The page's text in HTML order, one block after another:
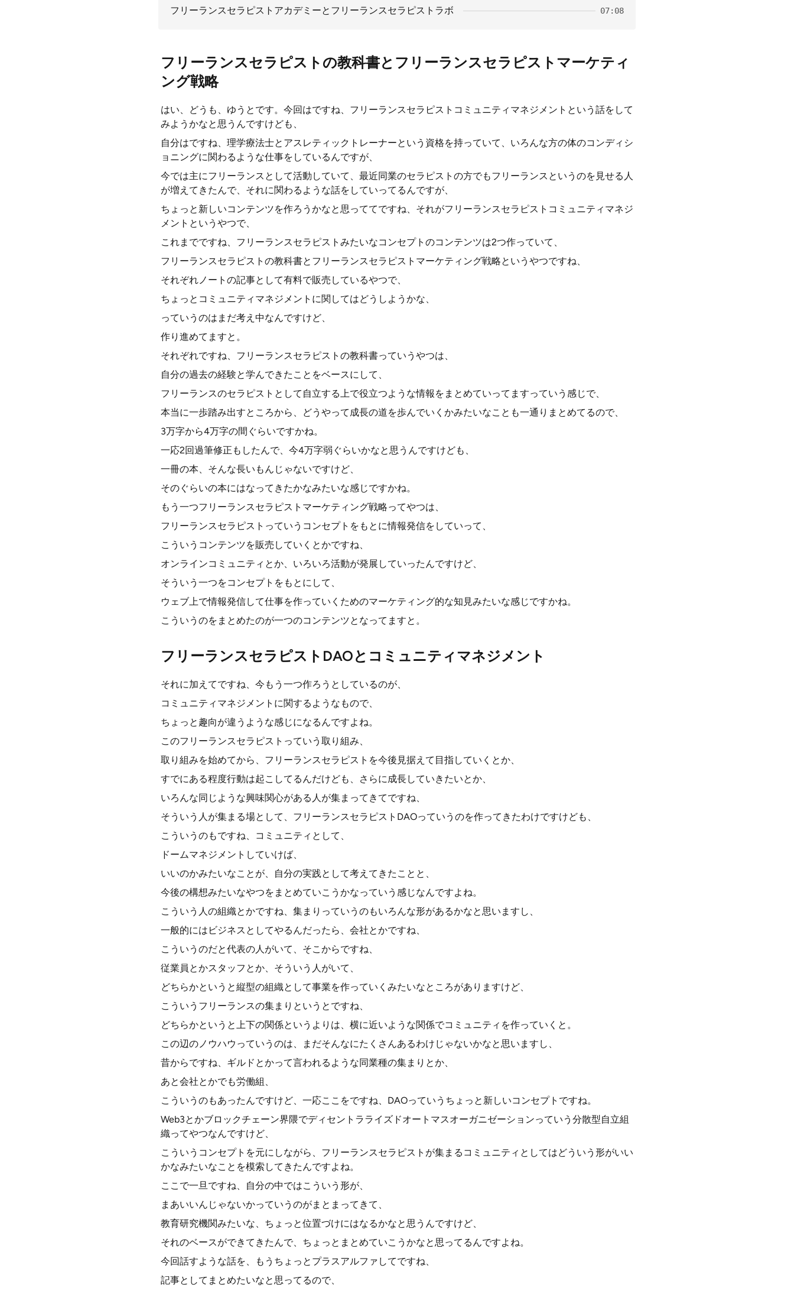
フリーランスセラピストアカデミーとフリーランスセラピストラボ 07:08
フリーランスセラピストの教科書とフリーランスセラピストマーケティ
ング戦略
はい、どうも、ゆうとです。今回はですね、フリーランスセラピストコミュニティマネジメントという話をして
みようかなと思うんですけども、
自分はですね、理学療法士とアスレティックトレーナーという資格を持っていて、いろんな方の体のコンディシ
ョニングに関わるような仕事をしているんですが、
今では主にフリーランスとして活動していて、最近同業のセラピストの方でもフリーランスというのを見せる人
が増えてきたんで、それに関わるような話をしていってるんですが、
ちょっと新しいコンテンツを作ろうかなと思っててですね、それがフリーランスセラピストコミュニティマネジ
メントというやつで、
これまでですね、フリーランスセラピストみたいなコンセプトのコンテンツは2つ作っていて、
フリーランスセラピストの教科書とフリーランスセラピストマーケティング戦略というやつですね、
それぞれノートの記事として有料で販売しているやつで、
ちょっとコミュニティマネジメントに関してはどうしようかな、
っていうのはまだ考え中なんですけど、
作り進めてますと。
それぞれですね、フリーランスセラピストの教科書っていうやつは、
自分の過去の経験と学んできたことをベースにして、
フリーランスのセラピストとして自立する上で役立つような情報をまとめていってますっていう感じで、
本当に一歩踏み出すところから、どうやって成長の道を歩んでいくかみたいなことも一通りまとめてるので、
3万字から4万字の間ぐらいですかね。
一応2回過筆修正もしたんで、今4万字弱ぐらいかなと思うんですけども、
一冊の本、そんな長いもんじゃないですけど、
そのぐらいの本にはなってきたかなみたいな感じですかね。
もう一つフリーランスセラピストマーケティング戦略ってやつは、
フリーランスセラピストっていうコンセプトをもとに情報発信をしていって、
こういうコンテンツを販売していくとかですね、
オンラインコミュニティとか、いろいろ活動が発展していったんですけど、
そういう一つをコンセプトをもとにして、
ウェブ上で情報発信して仕事を作っていくためのマーケティング的な知見みたいな感じですかね。
こういうのをまとめたのが一つのコンテンツとなってますと。
フリーランスセラピストDAOとコミュニティマネジメント
それに加えてですね、今もう一つ作ろうとしているのが、
コミュニティマネジメントに関するようなもので、
ちょっと趣向が違うような感じになるんですよね。
このフリーランスセラピストっていう取り組み、
取り組みを始めてから、フリーランスセラピストを今後見据えて目指していくとか、
すでにある程度行動は起こしてるんだけども、さらに成長していきたいとか、
いろんな同じような興味関心がある人が集まってきてですね、
そういう人が集まる場として、フリーランスセラピストDAOっていうのを作ってきたわけですけども、
こういうのもですね、コミュニティとして、
ドームマネジメントしていけば、
いいのかみたいなことが、自分の実践として考えてきたことと、
今後の構想みたいなやつをまとめていこうかなっていう感じなんですよね。
こういう人の組織とかですね、集まりっていうのもいろんな形があるかなと思いますし、
一般的にはビジネスとしてやるんだったら、会社とかですね、
こういうのだと代表の人がいて、そこからですね、
従業員とかスタッフとか、そういう人がいて、
どちらかというと縦型の組織として事業を作っていくみたいなところがありますけど、
こういうフリーランスの集まりというとですね、
どちらかというと上下の関係というよりは、横に近いような関係でコミュニティを作っていくと。
この辺のノウハウっていうのは、まだそんなにたくさんあるわけじゃないかなと思いますし、
昔からですね、ギルドとかって言われるような同業種の集まりとか、
あと会社とかでも労働組、
こういうのもあったんですけど、一応ここをですね、DAOっていうちょっと新しいコンセプトですね。
Web3とかブロックチェーン界隈でディセントラライズドオートマスオーガニゼーションっていう分散型自立組
織ってやつなんですけど、
こういうコンセプトを元にしながら、フリーランスセラピストが集まるコミュニティとしてはどういう形がいい
かなみたいなことを模索してきたんですよね。
ここで一旦ですね、自分の中ではこういう形が、
まあいいんじゃないかっていうのがまとまってきて、
教育研究機関みたいな、ちょっと位置づけにはなるかなと思うんですけど、
それのベースができてきたんで、ちょっとまとめていこうかなと思ってるんですよね。
今回話すような話を、もうちょっとプラスアルファしてですね、
記事としてまとめたいなと思ってるので、